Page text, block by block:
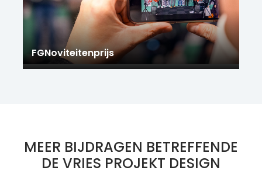
FGNoviteitenprijs
MEER BIJDRAGEN BETREFFENDE
DE VRIES PROJEKT DESIGN